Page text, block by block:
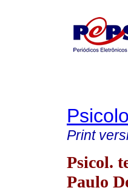
Print
Psicol.
Paulo